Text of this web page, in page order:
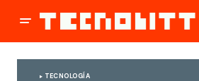
TECNOLOGÍA